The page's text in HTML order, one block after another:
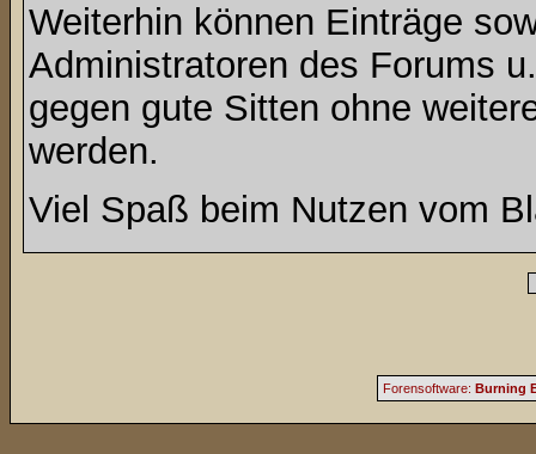
Weiterhin können Einträge
Administratoren des Forums
gegen gute Sitten ohne
werden.
Viel Spaß beim Nutzen vom
Forensoftware: Burning